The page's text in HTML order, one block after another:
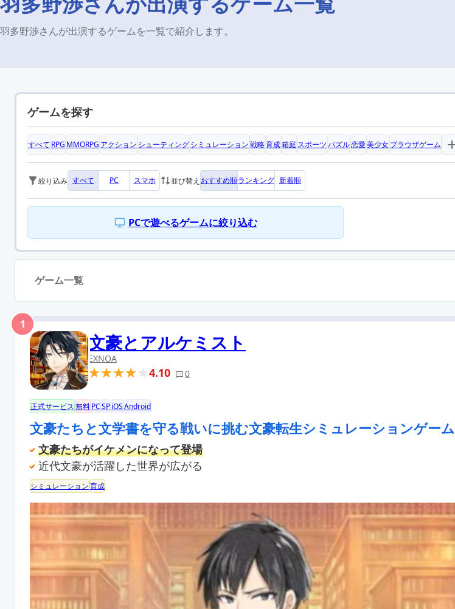
羽多野渉さんが出演するゲームを一覧で紹介します。
ゲームを探す
すべて RPG MMORPG アクション シューティングシミュレーション戦略育成箱庭 スポーツパズル恋愛美少女ブラウザゲーム
絞り込み すべて PC スマホ 並び替え おすすめ順ランキング 新着順
PCで遊べるゲームに絞り込む
ゲーム一覧
文豪とアルケミスト
EXNOA
4.10 0
1
正式サービス無料PCSPiOSAndroid
文豪たちと文学書を守る戦いに挑む文豪転生シミュレーションゲーム
文豪たちがイケメンになって登場
近代文豪が活躍した世界が広がる
シミュレーション育成